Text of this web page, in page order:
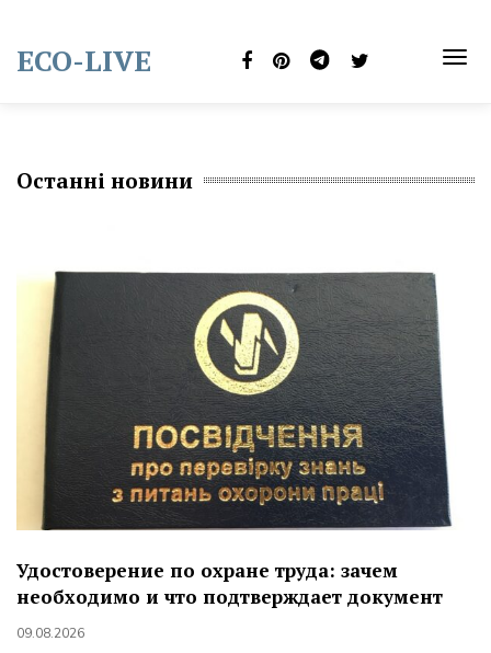
content
ECO-LIVE
Останні новини
Удостоверение по охране труда: зачем
необходимо и что подтверждает документ
09.08.2026